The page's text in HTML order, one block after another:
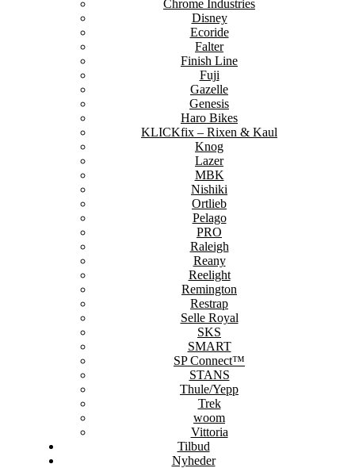
Chrome Industries
Disney
Ecoride
Falter
Finish Line
Fuji
Gazelle
Genesis
Haro Bikes
KLICKfix – Rixen & Kaul
Knog
Lazer
MBK
Nishiki
Ortlieb
Pelago
PRO
Raleigh
Reany
Reelight
Remington
Restrap
Selle Royal
SKS
SMART
SP Connect™
STANS
Thule/Yepp
Trek
woom
Vittoria
Tilbud
Nyheder